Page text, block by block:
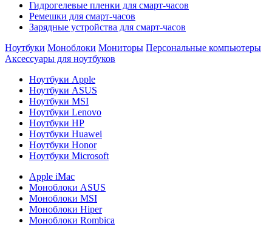
Гидрогелевые пленки для смарт-часов
Ремешки для смарт-часов
Зарядные устройства для смарт-часов
Ноутбуки Моноблоки Мониторы Персональные компьютеры
Аксессуары для ноутбуков
Ноутбуки Apple
Ноутбуки ASUS
Ноутбуки MSI
Ноутбуки Lenovo
Ноутбуки HP
Ноутбуки Huawei
Ноутбуки Honor
Ноутбуки Microsoft
Apple iMac
Моноблоки ASUS
Моноблоки MSI
Моноблоки Hiper
Моноблоки Rombica